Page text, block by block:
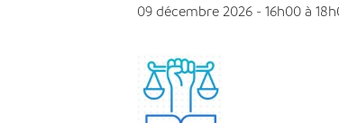
09 décembre 2026 - 16h00 à